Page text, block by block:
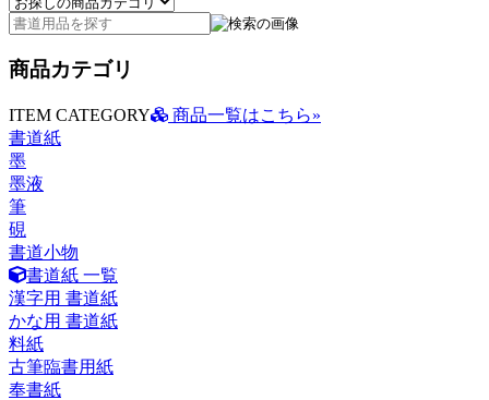
商品カテゴリ
ITEM CATEGORY
商品一覧はこちら»
書道紙
墨
墨液
筆
硯
書道小物
書道紙 一覧
漢字用 書道紙
かな用 書道紙
料紙
古筆臨書用紙
奉書紙